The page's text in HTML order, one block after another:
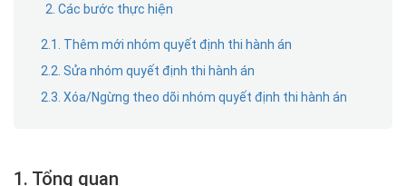
2. Các bước thực hiện
2.1. Thêm mới nhóm quyết định thi hành án
2.2. Sửa nhóm quyết định thi hành án
2.3. Xóa/Ngừng theo dõi nhóm quyết định thi hành án
1. Tổng quan